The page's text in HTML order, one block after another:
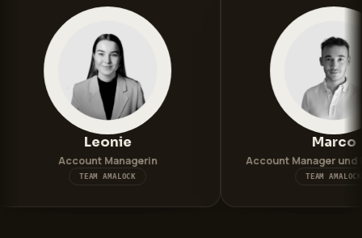
Managerin Account Manager und PPC Experte